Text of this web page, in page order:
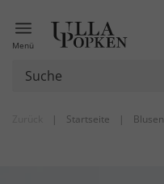
Menü
| Startseite | Blusen